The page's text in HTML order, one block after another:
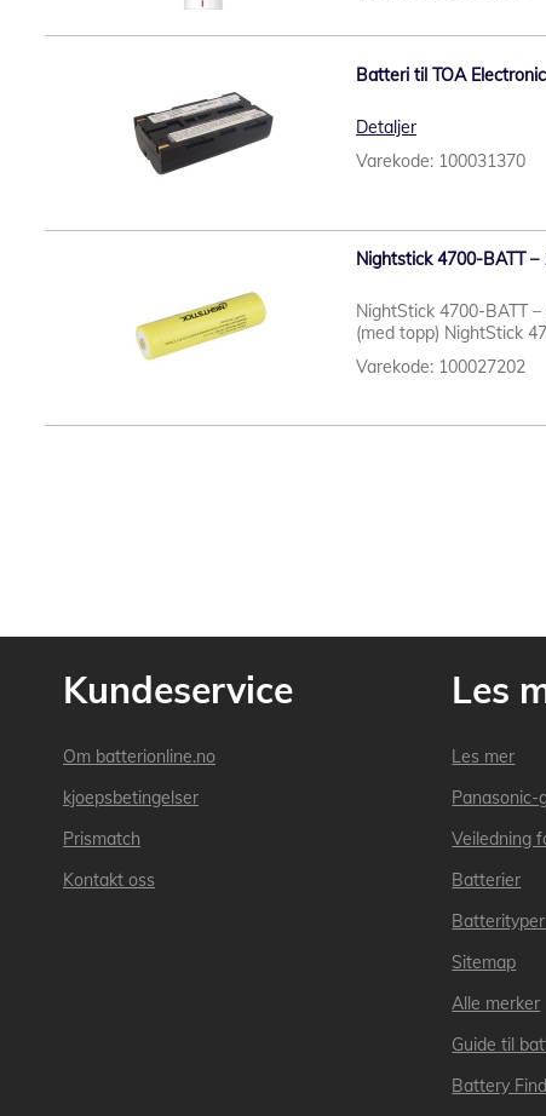
Batteri til TOA
Detaljer
Varekode: 100031370
Nightstick 4700-BATT
NightStick 4700-BATT
(med topp) NightStick
Varekode: 100027202
Kundeservice
Om batterionline.no
kjoepsbetingelser
Prismatch
Kontakt oss
Les
Les mer
Panasonic-
Veiledning
Batterier
Sitemap
Alle merker
Guide til
Battery